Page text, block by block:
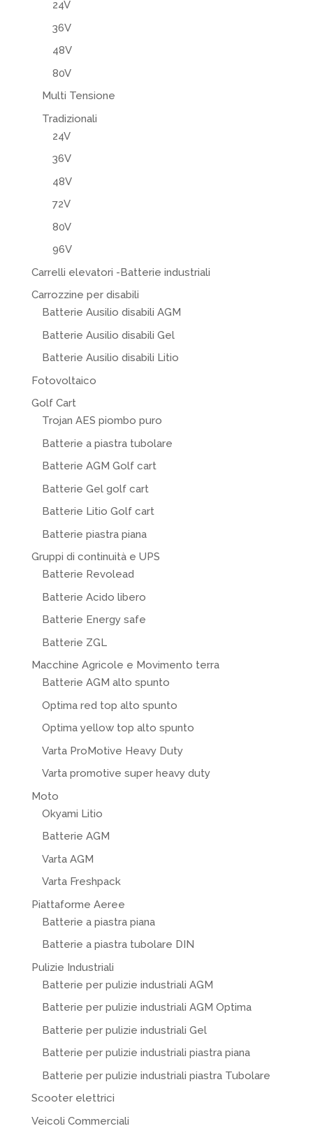
24V
36V
48V
80V
Multi Tensione
Tradizionali
24V
36V
48V
72V
80V
96V
Carrelli elevatori -Batterie industriali
Carrozzine per disabili
Batterie Ausilio disabili AGM
Batterie Ausilio disabili Gel
Batterie Ausilio disabili Litio
Fotovoltaico
Golf Cart
Trojan AES piombo puro
Batterie a piastra tubolare
Batterie AGM Golf cart
Batterie Gel golf cart
Batterie Litio Golf cart
Batterie piastra piana
Gruppi di continuità e UPS
Batterie Revolead
Batterie Acido libero
Batterie Energy safe
Batterie ZGL
Macchine Agricole e Movimento terra
Batterie AGM alto spunto
Optima red top alto spunto
Optima yellow top alto spunto
Varta ProMotive Heavy Duty
Varta promotive super heavy duty
Moto
Okyami Litio
Batterie AGM
Varta AGM
Varta Freshpack
Piattaforme Aeree
Batterie a piastra piana
Batterie a piastra tubolare DIN
Pulizie Industriali
Batterie per pulizie industriali AGM
Batterie per pulizie industriali AGM Optima
Batterie per pulizie industriali Gel
Batterie per pulizie industriali piastra piana
Batterie per pulizie industriali piastra Tubolare
Scooter elettrici
Veicoli Commerciali